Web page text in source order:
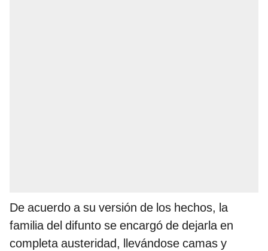
De acuerdo a su versión de los hechos, la
familia del difunto se encargó de dejarla en
completa austeridad, llevándose camas y